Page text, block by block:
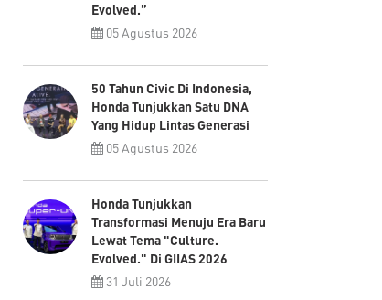
Evolved.”
05 Agustus 2026
50 Tahun Civic Di Indonesia,
Honda Tunjukkan Satu DNA
Yang Hidup Lintas Generasi
05 Agustus 2026
Honda Tunjukkan
Transformasi Menuju Era Baru
Lewat Tema "Culture.
Evolved." Di GIIAS 2026
31 Juli 2026